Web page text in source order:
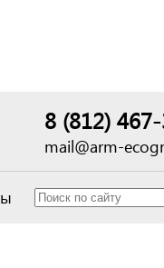
8 (812)
mail@arm-